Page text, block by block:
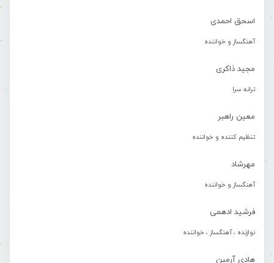
اسحق احمدی
آهنگساز و خواننده
مجید ذاکری
ترانه سرا
معین راهبر
تنظیم کننده و خواننده
مهرشاد
آهنگساز و خواننده
فرشید ادهمی
نوازنده ، آهنگساز ، خواننده
هادی آرمین